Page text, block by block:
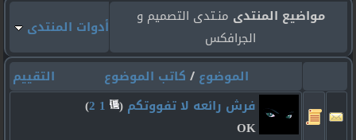
مواضيع المنتدى منـتدى التصميم و
الجرافكس
أدوات المنتدى
التقييم الموضوع / كاتب الموضوع
فرش رائعه لا تفووتكم ‏
(
1
2
)
OK